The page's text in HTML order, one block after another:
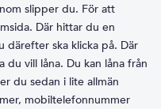
slipper du. För att
Där hittar du en
därefter ska klicka på. Där
du vill låna. Du kan låna från
du sedan i lite allmän
mobiltelefonnummer